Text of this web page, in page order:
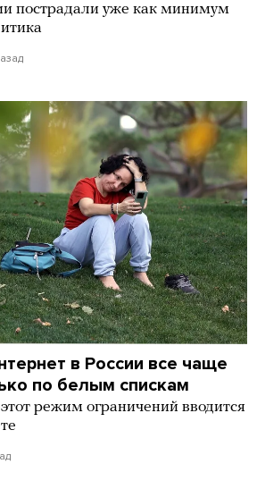
пострадали уже как минимум
в России все чаще
по белым спискам
режим ограничений вводится